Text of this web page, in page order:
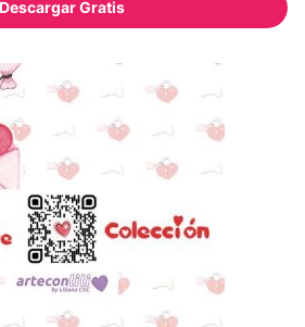
Descargar Gratis